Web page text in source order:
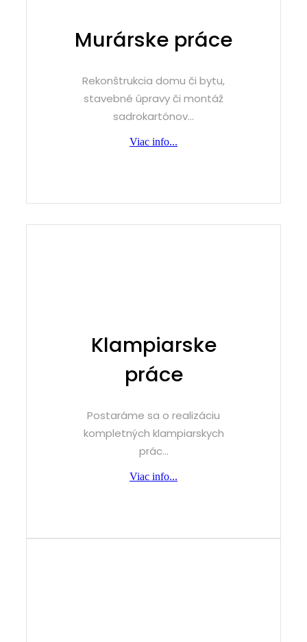
Murárske práce
Rekonštrukcia domu či bytu,
stavebné úpravy či montáž
sadrokartónov...
Viac info...
Klampiarske
práce
Postaráme sa o realizáciu
kompletných klampiarskych
prác...
Viac info...